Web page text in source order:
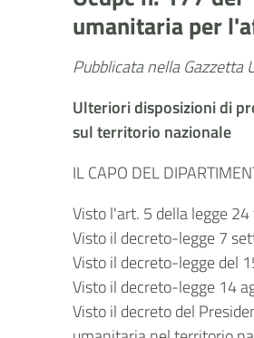
umanitaria per
Pubblicata nella
Ulteriori disposizioni di
sul territorio nazionale
IL CAPO DEL
Visto l'art. 5 della legge
Visto il decreto-legge 7
Visto il decreto-legge del
Visto il decreto-legge 14
Visto il decreto del